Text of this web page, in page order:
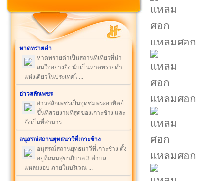
หาดทรายดำ
หาดทรายดำเป็นสถานที่เที่ยวที่น่า
สนใจอย่างยิ่ง นับเป็นหาดทรายดำ
แห่งเดียวในประเทศไ ...
อ่าวสลักเพชร
อ่าวสลักเพชรเป็นจุดชมพระอาทิตย์
ขึ้นที่สวยงามที่สุดของเกาะช้าง และ
ยังเป็นที่สามาร ...
อนุสรณ์สถานยุทธนาวีที่เกาะช้าง
อนุสรณ์สถานยุทธนาวีที่เกาะช้าง ตั้ง
อยู่ที่ถนนสุขาภิบาล 3 ตำบล
แหลมงอบ ภายในบริเวณ ...
แหลมศอก
แหลมศอก
แหลมศอก